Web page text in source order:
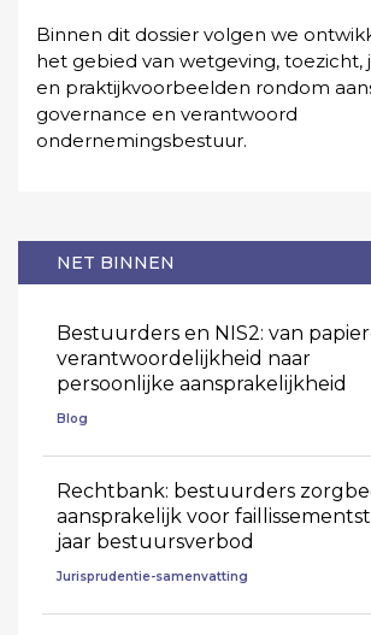
Binnen dit dossier volgen we
het gebied van wetgeving, toezicht,
en praktijkvoorbeelden rondom
governance en verantwoord
ondernemingsbestuur.
NET BINNEN
Bestuurders en NIS2: van
verantwoordelijkheid naar
persoonlijke aansprakelijkheid
Blog
Rechtbank: bestuurders
aansprakelijk voor
jaar bestuursverbod
Jurisprudentie-samenvatting